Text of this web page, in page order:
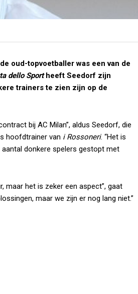
oud-topvoetballer was een van de
dello Sportheeft Seedorf zijn
trainers te zien zijn op de
bij AC Milan”, aldus Seedorf, die
hoofdtrainer van i Rossoneri. “Het is
donkere spelers gestopt met
maar het is zeker een aspect”, gaat
maar we zijn er nog lang niet.”